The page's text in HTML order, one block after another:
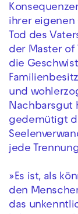
ihrer eigenen
Tod des
der Master
die
und
Nachbarsgut
gedemütigt
jede
»Es ist, als
den
das